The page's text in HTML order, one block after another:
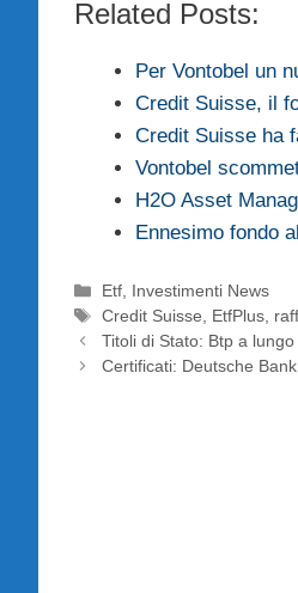
Related Posts:
Per Vontobel un
Credit Suisse, il
Credit Suisse ha
Vontobel
H2O Asset
Ennesimo fondo
Categorie
Etf, Investimenti News
Tag
Credit Suisse, EtfPlus,
Titoli di Stato: Btp a
Certificati: Deutsche